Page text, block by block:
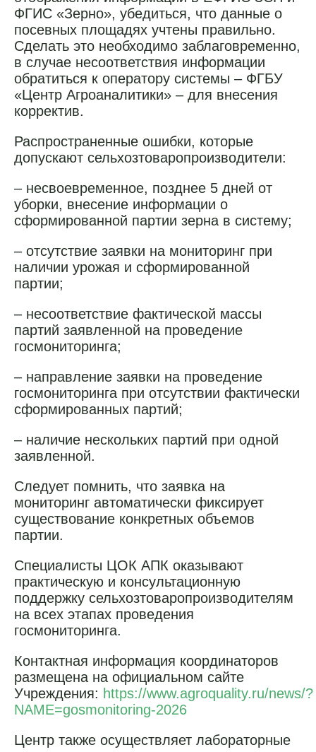
ФГИС «Зерно», убедиться, что данные о
посевных площадях учтены правильно.
Сделать это необходимо заблаговременно,
в случае несоответствия информации
обратиться к оператору системы – ФГБУ
«Центр Агроаналитики» – для внесения
корректив.
Распространенные ошибки, которые
допускают сельхозтоваропроизводители:
– несвоевременное, позднее 5 дней от
уборки, внесение информации о
сформированной партии зерна в систему;
– отсутствие заявки на мониторинг при
наличии урожая и сформированной
партии;
– несоответствие фактической массы
партий заявленной на проведение
госмониторинга;
– направление заявки на проведение
госмониторинга при отсутствии фактически
сформированных партий;
– наличие нескольких партий при одной
заявленной.
Следует помнить, что заявка на
мониторинг автоматически фиксирует
существование конкретных объемов
партии.
Специалисты ЦОК АПК оказывают
практическую и консультационную
поддержку сельхозтоваропроизводителям
на всех этапах проведения
госмониторинга.
Контактная информация координаторов
размещена на официальном сайте
Учреждения: https://www.agroquality.ru/news/?
NAME=gosmonitoring-2026
Центр также осуществляет лабораторные